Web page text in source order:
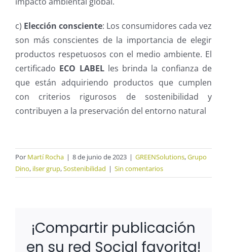
c) Elección consciente: Los consumidores cada vez
son más conscientes de la importancia de elegir
productos respetuosos con el medio ambiente. El
certificado ECO LABELles brinda la confianza de
que están adquiriendo productos que cumplen
con criterios rigurosos de sostenibilidad y
contribuyen a la preservación del entorno natural
Por Martí Rocha | 8 de junio de 2023 | GREENSolutions,Grupo
Dino, ilser grup,Sostenibilidad | Sin comentarios
¡Compartir publicación
en su red Social favorita!